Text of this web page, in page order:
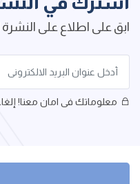
ابق على اطلاع على النشرة
معلوماتك فى امان معنا!